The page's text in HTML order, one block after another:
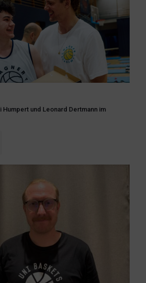
Humpert und Leonard Dertmann im